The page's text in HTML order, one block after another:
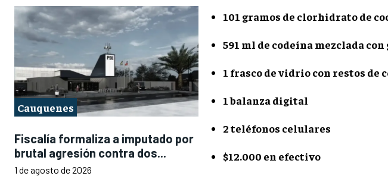
Cauquenes
Fiscalía formaliza a imputado por
brutal agresión contra dos...
1 de agosto de 2026
101 gramos de clorhidrato de
591 ml de codeína mezclada con
1 frasco de vidrio con restos de
1 balanza digital
2 teléfonos celulares
$12.000 en efectivo